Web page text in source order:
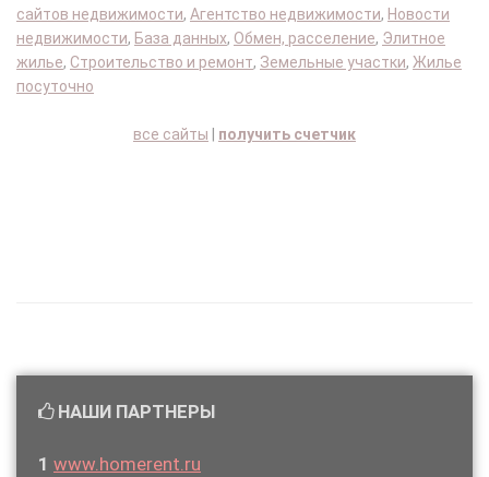
сайтов недвижимости, Агентство недвижимости, Новости
недвижимости, База данных, Обмен, расселение, Элитное
жилье, Строительство и ремонт, Земельные участки, Жилье
посуточно
все сайты получить счетчик
НАШИ ПАРТНЕРЫ
1 www.homerent.ru